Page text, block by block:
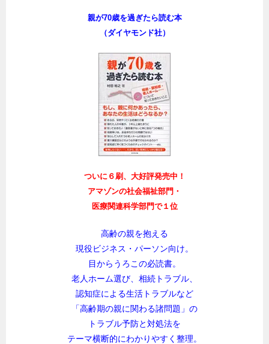
親が70歳を過ぎたら読む本
（ダイヤモンド社）
ついに６刷、大好評発売中！
アマゾンの社会福祉部門・
医療関連科学部門で１位
高齢の親を抱える
現役ビジネス・パーソン向け。
目からうろこの必読書。
老人ホーム選び、相続トラブル、
認知症による生活トラブルなど
「高齢期の親に関わる諸問題」の
トラブル予防と対処法を
テーマ横断的にわかりやすく整理。